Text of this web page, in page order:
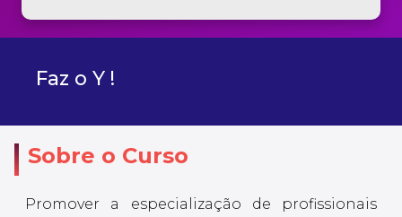
Faz o Y !
Sobre o Curso
Promover a especialização de profissionais